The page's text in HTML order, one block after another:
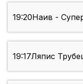
19:20Наив -
19:17Ляпис